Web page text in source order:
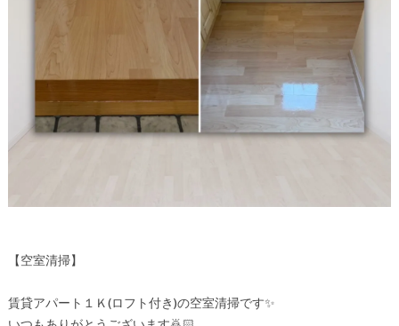
【空室清掃】
賃貸アパート１Ｋ(ロフト付き)の空室清掃です✨